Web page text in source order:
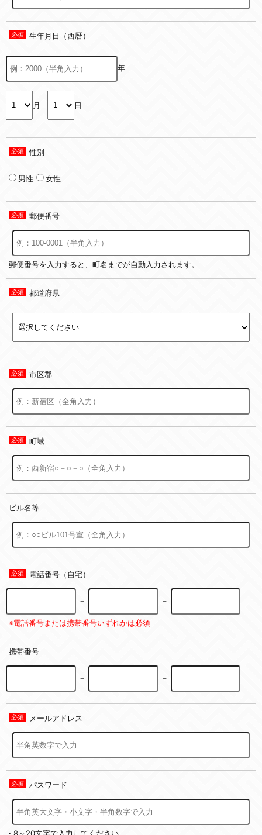
生年月日（西暦）
年
月 日
性別
男性 女性
郵便番号
郵便番号を入力すると、町名までが自動入力されます。
都道府県
市区郡
町域
ビル名等
電話番号（自宅）
－ －
※電話番号または携帯番号いずれかは必須
携帯番号
－ －
メールアドレス
パスワード
・8～20文字で入力してください。